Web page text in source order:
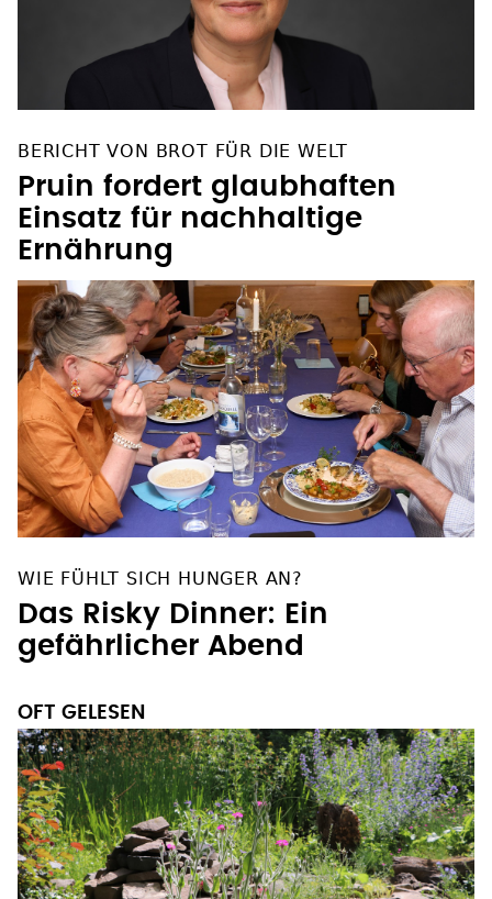
Pruin fordert glaubhaften
Einsatz für nachhaltige
Ernährung
Das Risky Dinner: Ein
gefährlicher Abend